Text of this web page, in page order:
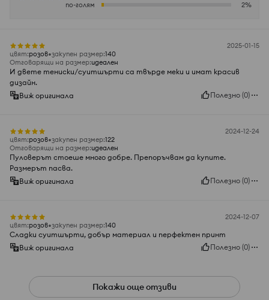
по-голям
2%
2025-01-15
цвят:розов закупен размер:140
Отговарящи на размер:идеален
И двете тениски/суитшърти са твърде меки и имат красив
дизайн.
Виж оригинала
Полезно (0)
2024-12-24
цвят:розов закупен размер:122
Отговарящи на размер:идеален
Пуловерът стоеше много добре. Препоръчвам да купите.
Размерът пасва.
Виж оригинала
Полезно (0)
2024-12-07
цвят:розов закупен размер:140
Сладки суитшърти, добър материал и перфектен принт
Виж оригинала
Полезно (0)
Покажи още отзиви